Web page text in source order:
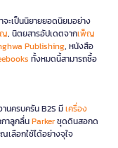
ะเป็นนิยายยอดนิยมอย่าง
, นิตยสารอัปเดตจากเพ็ญ
Publishing, หนังสือ
ทั้งหมดนี้สามารถซื้อ
นครบครัน B2S มีเครื่อง
าลูกลื่นParkerชุดดินสอกด
เลือกใช้ได้อย่างจุใจ